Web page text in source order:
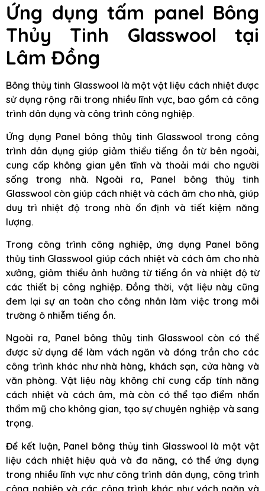
Ứng dụng tấm panel Bông
Thủy Tinh Glasswool tại
Lâm Đồng
Bông thủy tinh Glasswool là một vật liệu cách nhiệt được
sử dụng rộng rãi trong nhiều lĩnh vực, bao gồm cả công
trình dân dụng và công trình công nghiệp.
Ứng dụng Panel bông thủy tinh Glasswool trong công
trình dân dụng giúp giảm thiểu tiếng ồn từ bên ngoài,
cung cấp không gian yên tĩnh và thoải mái cho người
sống trong nhà. Ngoài ra, Panel bông thủy tinh
Glasswool còn giúp cách nhiệt và cách âm cho nhà, giúp
duy trì nhiệt độ trong nhà ổn định và tiết kiệm năng
lượng.
Trong công trình công nghiệp, ứng dụng Panel bông
thủy tinh Glasswool giúp cách nhiệt và cách âm cho nhà
xưởng, giảm thiểu ảnh hưởng từ tiếng ồn và nhiệt độ từ
các thiết bị công nghiệp. Đồng thời, vật liệu này cũng
đem lại sự an toàn cho công nhân làm việc trong môi
trường ô nhiễm tiếng ồn.
Ngoài ra, Panel bông thủy tinh Glasswool còn có thể
được sử dụng để làm vách ngăn và đóng trần cho các
công trình khác như nhà hàng, khách sạn, cửa hàng và
văn phòng. Vật liệu này không chỉ cung cấp tính năng
cách nhiệt và cách âm, mà còn có thể tạo điểm nhấn
thẩm mỹ cho không gian, tạo sự chuyên nghiệp và sang
trọng.
Để kết luận, Panel bông thủy tinh Glasswool là một vật
liệu cách nhiệt hiệu quả và đa năng, có thể ứng dụng
trong nhiều lĩnh vực như công trình dân dụng, công trình
công nghiệp và các công trình khác như vách ngăn và